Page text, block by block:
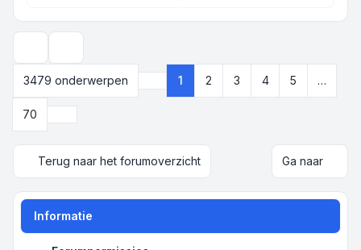
3479 onderwerpen
Pagina van
1 2 3 4 5 …
70
Terug naar het forumoverzicht Ga naar
Informatie